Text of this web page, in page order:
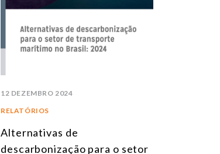
12 DEZEMBRO 2024
RELATÓRIOS
Alternativas de
descarbonização para o setor